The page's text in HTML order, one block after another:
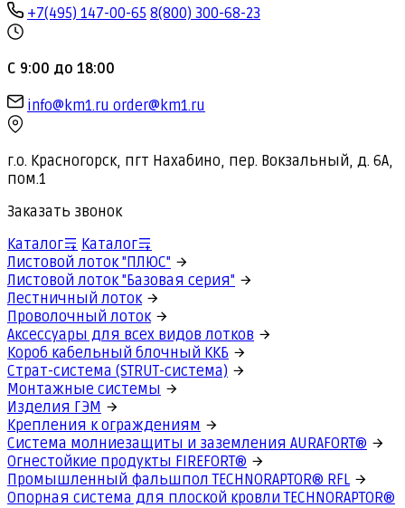
+7(495) 147-00-65 8(800) 300-68-23
С 9:00 до 18:00
info@km1.ru order@km1.ru
г.о. Красногорск, пгт Нахабино, пер. Вокзальный, д. 6А,
пом.1
Заказать звонок
Каталог
Каталог
Листовой лоток "ПЛЮС"
Листовой лоток "Базовая серия"
Лестничный лоток
Проволочный лоток
Аксессуары для всех видов лотков
Короб кабельный блочный ККБ
Страт-система (STRUT-система)
Монтажные системы
Изделия ГЭМ
Крепления к ограждениям
Система молниезащиты и заземления AURAFORT®
Огнестойкие продукты FIREFORT®
Промышленный фальшпол TECHNORAPTOR® RFL
Опорная система для плоской кровли TECHNORAPTOR®